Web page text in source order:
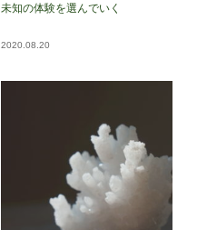
未知の体験を選んでいく
2020.08.20